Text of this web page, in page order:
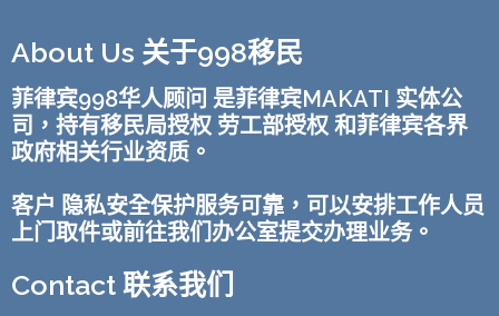
About Us 关于998移民
菲律宾998华人顾问 是菲律宾MAKATI 实体公
司，持有移民局授权 劳工部授权 和菲律宾各界
政府相关行业资质。
客户 隐私安全保护服务可靠，可以安排工作人员
上门取件或前往我们办公室提交办理业务。
Contact 联系我们